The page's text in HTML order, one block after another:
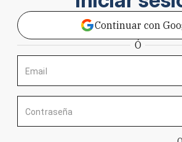
Continuar con
Ó
Email
Contraseña